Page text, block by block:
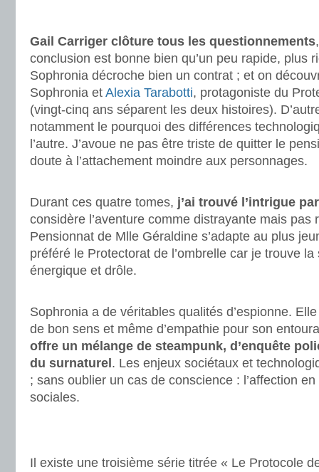
Gail Carriger clôture tous les questionnements
conclusion est bonne bien qu’un peu rapide, plus
Sophronia décroche bien un contrat ; et on
Sophronia et Alexia Tarabotti, protagoniste du
(vingt-cinq ans séparent les deux histoires).
notamment le pourquoi des différences
l’autre. J’avoue ne pas être triste de quitter le
doute à l’attachement moindre aux personnages.
Durant ces quatre tomes, j’ai trouvé l’intrigue
considère l’aventure comme distrayante mais pas
Pensionnat de Mlle Géraldine s’adapte au plus
préféré le Protectorat de l’ombrelle car je trouve
énergique et drôle.
Sophronia a de véritables qualités d’espionne.
de bon sens et même d’empathie pour son
offre un mélange de steampunk, d’enquête
du surnaturel . Les enjeux sociétaux et
; sans oublier un cas de conscience : l’affection
sociales.
Il existe une troisième série titrée « Le Protocole